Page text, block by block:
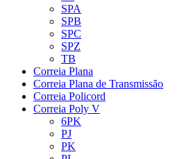
SPA
SPB
SPC
SPZ
TB
Correia Plana
Correia Plana de Transmissão
Correia Policord
Correia Poly V
6PK
PJ
PK